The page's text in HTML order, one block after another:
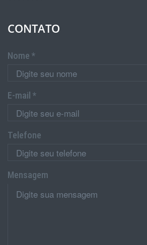
CONTATO
Nome *
E-mail *
Telefone
Mensagem